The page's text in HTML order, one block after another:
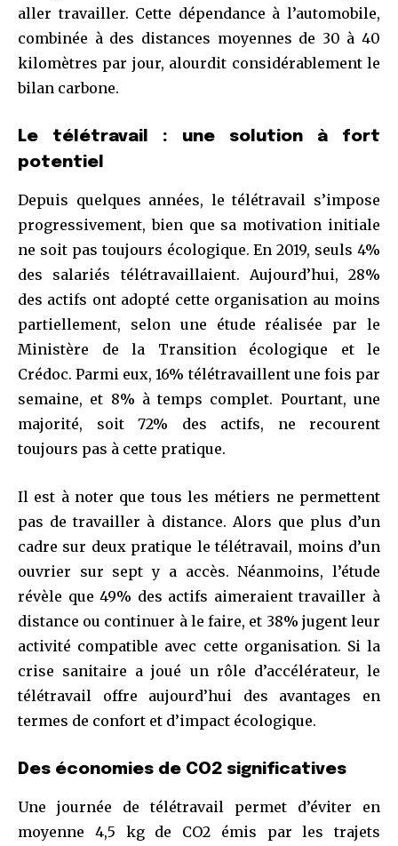
aller travailler. Cette dépendance à l’automobile,
combinée à des distances moyennes de 30 à 40
kilomètres par jour, alourdit considérablement le
bilan carbone.
Le télétravail : une solution à fort
potentiel
Depuis quelques années, le télétravail s’impose
progressivement, bien que sa motivation initiale
ne soit pas toujours écologique. En 2019, seuls 4%
des salariés télétravaillaient. Aujourd’hui, 28%
des actifs ont adopté cette organisation au moins
partiellement, selon une étude réalisée par le
Ministère de la Transition écologique et le
Crédoc. Parmi eux, 16% télétravaillent une fois par
semaine, et 8% à temps complet. Pourtant, une
majorité, soit 72% des actifs, ne recourent
toujours pas à cette pratique.
Il est à noter que tous les métiers ne permettent
pas de travailler à distance. Alors que plus d’un
cadre sur deux pratique le télétravail, moins d’un
ouvrier sur sept y a accès. Néanmoins, l’étude
révèle que 49% des actifs aimeraient travailler à
distance ou continuer à le faire, et 38% jugent leur
activité compatible avec cette organisation. Si la
crise sanitaire a joué un rôle d’accélérateur, le
télétravail offre aujourd’hui des avantages en
termes de confort et d’impact écologique.
Des économies de CO2 significatives
Une journée de télétravail permet d’éviter en
moyenne 4,5 kg de CO2 émis par les trajets